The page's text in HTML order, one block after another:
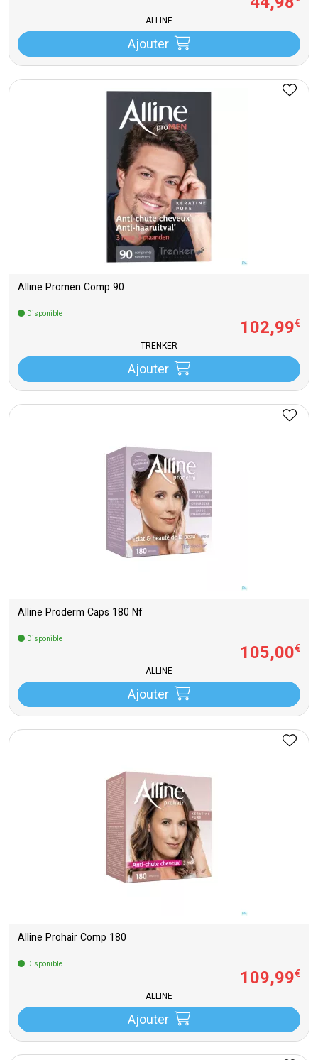
ALLINE
Ajouter
Alline Promen Comp 90
Disponible
102,99€
TRENKER
Ajouter
Alline Proderm Caps 180 Nf
Disponible
105,00€
ALLINE
Ajouter
Alline Prohair Comp 180
Disponible
109,99€
ALLINE
Ajouter